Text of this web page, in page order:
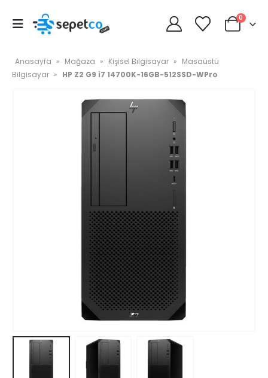
0
Anasayfa » Mağaza » Kişisel Bilgisayar » Masaüstü
Bilgisayar » HP Z2 G9 i7 14700K-16GB-512SSD-WPro